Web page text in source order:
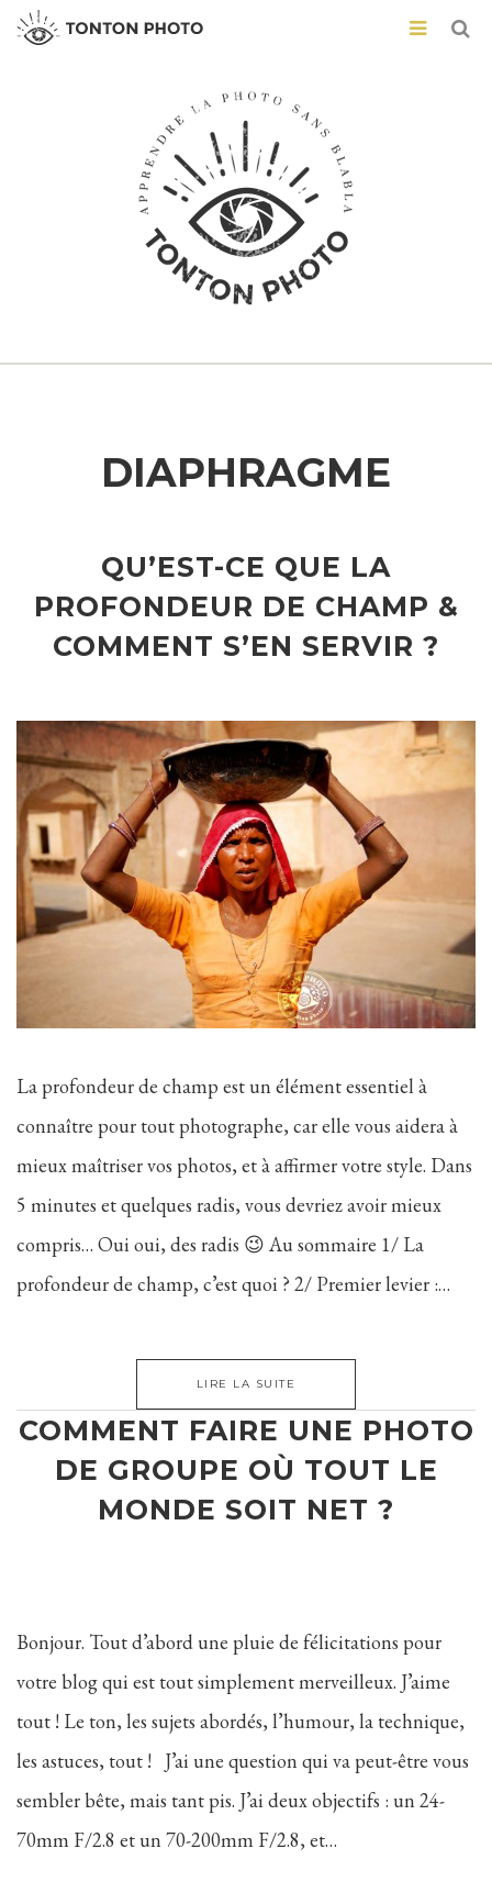
DIAPHRAGME
QU’EST-CE QUE LA
PROFONDEUR DE CHAMP &
COMMENT S’EN SERVIR ?
La profondeur de champ est un élément essentiel à
connaître pour tout photographe, car elle vous aidera à
mieux maîtriser vos photos, et à affirmer votre style. Dans
5 minutes et quelques radis, vous devriez avoir mieux
compris… Oui oui, des radis 😉 Au sommaire 1/ La
profondeur de champ, c’est quoi ? 2/ Premier levier :…
LIRE LA SUITE
COMMENT FAIRE UNE PHOTO
DE GROUPE OÙ TOUT LE
MONDE SOIT NET ?
Bonjour. Tout d’abord une pluie de félicitations pour
votre blog qui est tout simplement merveilleux. J’aime
tout ! Le ton, les sujets abordés, l’humour, la technique,
les astuces, tout ! J’ai une question qui va peut-être vous
sembler bête, mais tant pis. J’ai deux objectifs : un 24-
70mm F/2.8 et un 70-200mm F/2.8, et…